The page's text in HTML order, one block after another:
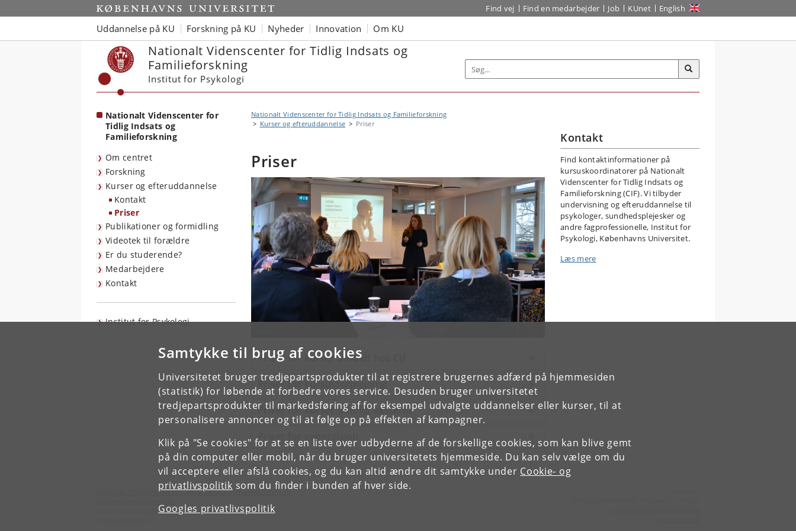
Samtykke til brug af cookies
Universitetet bruger tredjepartsprodukter til at registrere brugernes adfærd på hjemmesiden
(statistik) for løbende at forbedre vores service. Desuden bruger universitetet
tredjepartsprodukter til markedsføring af for eksempel udvalgte uddannelser eller kurser, til at
personalisere annoncer og til at følge op på effekten af kampagner.
Klik på "Se cookies" for at se en liste over udbyderne af de forskellige cookies, som kan blive gemt
på din computer eller mobil, når du bruger universitetets hjemmeside. Du kan selv vælge om du
vil acceptere eller afslå cookies, og du kan altid ændre dit samtykke under Cookie- og
privatlivspolitik som du finder i bunden af hver side.
Googles privatlivspolitik
Start Find vej Find en medarbejder Job KUnet English
Uddannelse på KU Forskning på KU Nyheder Innovation Om KU
Nationalt Videnscenter for Tidlig Indsats og
Familieforskning
Institut for Psykologi
Nationalt Videnscenter for
Tidlig Indsats og
Familieforskning
Om centret
Forskning
Kurser og efteruddannelse
Kontakt
Priser
Publikationer og formidling
Videotek til forældre
Er du studerende?
Medarbejdere
Kontakt
Institut for Psykologi
Nationalt Videnscenter for Tidlig Indsats og Familieforskning
Kurser og efteruddannelse
Priser
Priser
Priser for kurser afholdt hos CIF
Priser for kursusforplejning
Priser for kurser afholdt eksternt
Priser for supervision
Kontakt
Find kontaktinformationer på
kursuskoordinatorer på Nationalt
Videnscenter for Tidlig Indsats og
Familieforskning (CIF). Vi tilbyder
undervisning og efteruddannelse til
psykologer, sundhedsplejesker og
andre fagprofessionelle, Institut for
Psykologi, Københavns Universitet.
Læs mere
Nationalt Videnscenter for Tidlig Indsats og Familieforskning
Øster Farimagsgade 2A